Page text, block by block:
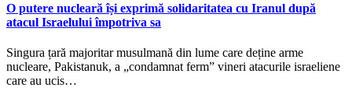
O putere nucleară își exprimă solidaritatea cu Iranul după
atacul Israelului împotriva sa
Singura țară majoritar musulmană din lume care deține arme
nucleare, Pakistanuk, a „condamnat ferm” vineri atacurile israeliene
care au ucis…